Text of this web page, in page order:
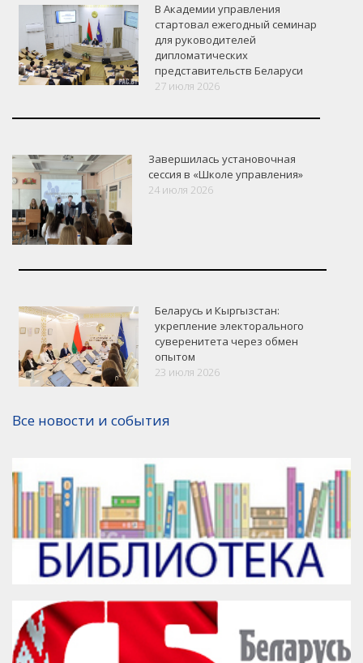
VK Google+ Facebook
В Академии управления
стартовал ежегодный семинар
для руководителей
дипломатических
представительств Беларуси
27 июля 2026
Завершилась установочная
сессия в «Школе управления»
24 июля 2026
Беларусь и Кыргызстан:
укрепление электорального
суверенитета через обмен
опытом
23 июля 2026
Все новости и события